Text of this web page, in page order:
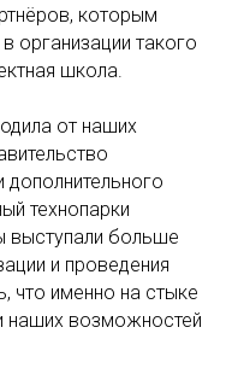
которым
организации такого
школа.
от наших
дополнительного
технопарки
выступали больше
и проведения
что именно на стыке
наших возможностей